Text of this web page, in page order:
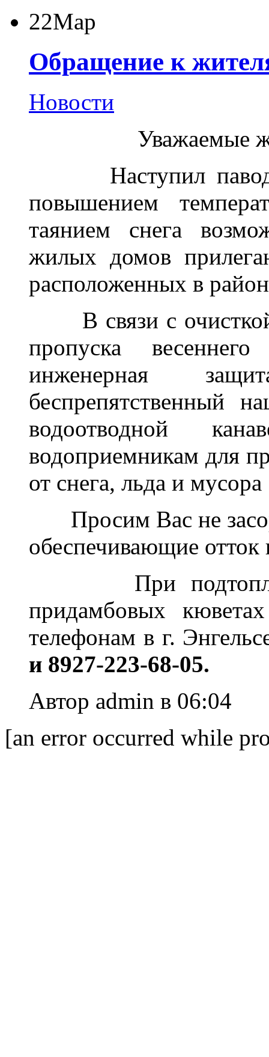
22Мар
Обращение к
Новости
Уважаемые
Наступил
повышением
таянием снега
жилых домов
расположенных в
В связи с очисткой
пропуска
инженерная
беспрепятственный
водоотводной
водоприемникам для
от снега, льда и мусора
Просим Вас не
обеспечивающие
При
придамбовых
телефонам в г.
и 8927-223-68-05.
Автор admin в 06:04
[an error occurred while